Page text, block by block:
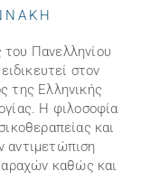
του Πανελληνίου
στον
της Ελληνικής
Η φιλοσοφία
και
αντιμετώπιση
καθώς και